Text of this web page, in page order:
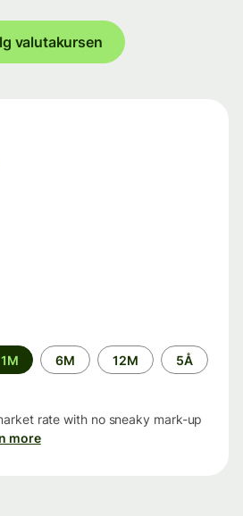
valutakursen
1M 6M 12M 5Å
rate with no sneaky mark-up
more